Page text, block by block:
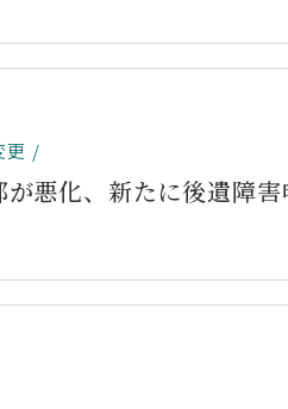
更
悪化、新たに後遺障